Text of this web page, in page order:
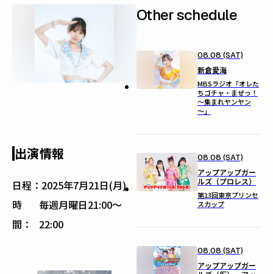
出演情報
日程： 2025年7月21日(月)
時
間：
毎週月曜日21:00〜
22:00
Other schedule
08.08 (SAT)
新倉愛海
MBSラジオ「オレた
ちゴチャ・まぜっ！
～集まれヤンヤン
～」
08.08 (SAT)
アップアップガー
ルズ（プロレス）
第13回東京プリンセ
スカップ
08.08 (SAT)
アップアップガー